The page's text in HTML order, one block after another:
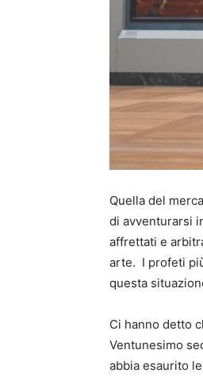
Quella del
di avventurarsi
affrettati e
arte. I profeti
questa
Ci hanno detto
Ventunesimo
abbia esaurito